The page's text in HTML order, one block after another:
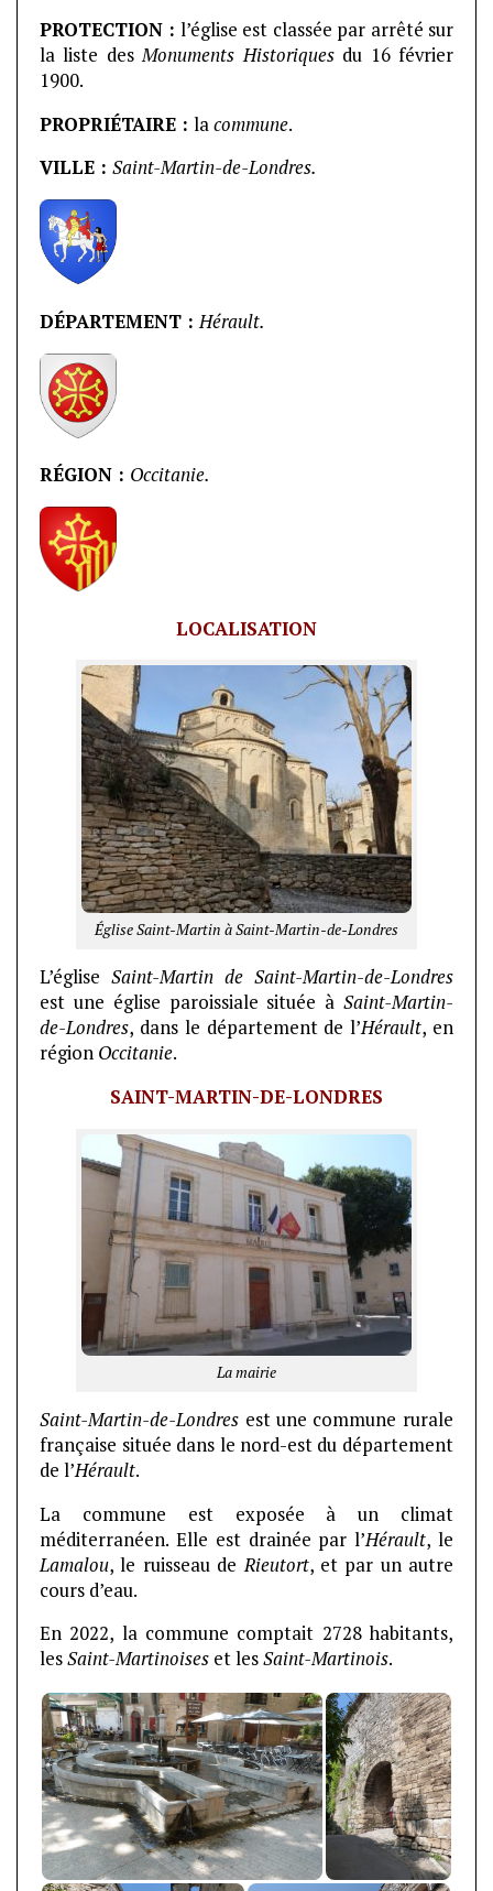
PROTECTION : l’église est classée par arrêté sur
la liste desMonuments Historiques du 16 février
1900.
PROPRIÉTAIRE :lacommune.
VILLE :Saint-Martin-de-Londres.
DÉPARTEMENT :Hérault.
RÉGION : Occitanie.
LOCALISATION
Église Saint-Martin à Saint-Martin-de-Londres
L’égliseSaint-Martin de Saint-Martin-de-Londres
est une église paroissiale située à Saint-Martin-
de-Londres, dans le département de l’Hérault, en
région Occitanie.
SAINT-MARTIN-DE-LONDRES
La mairie
Saint-Martin-de-Londres est une commune rurale
française située dans le nord-est du département
de l’Hérault.
La commune est exposée à un climat
méditerranéen. Elle est drainée par l’Hérault, le
Lamalou, le ruisseau deRieutort, et par un autre
cours d’eau.
En 2022, la commune comptait 2728 habitants,
lesSaint-Martinoises et lesSaint-Martinois.